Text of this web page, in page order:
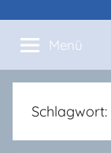
von
Lernenden
und
Lehrenden
den
Menü
Schlagwort: